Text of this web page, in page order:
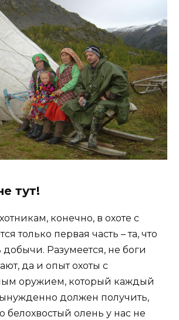
тут!
конечно, в охоте с
только первая часть – та, что
Разумеется, не боги
да и опыт охоты с
оружием, который каждый
должен получить,
белохвостый олень у нас не